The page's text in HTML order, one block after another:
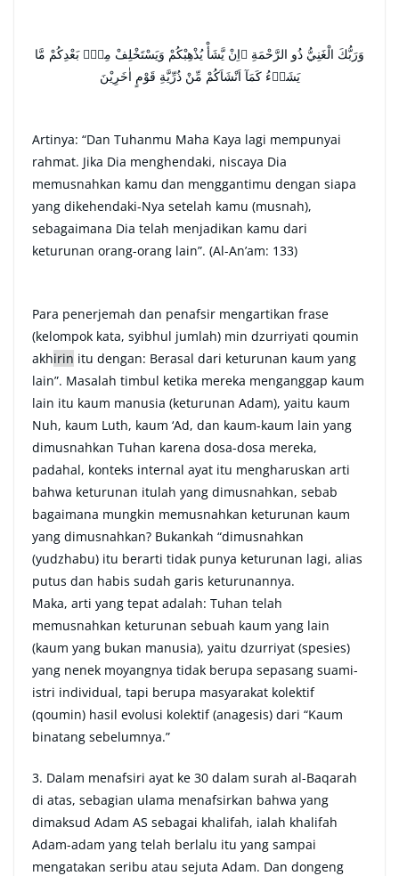
وَرَبُّكَ الْغَنِيُّ ذُو الرَّحْمَةِ ۗاِنْ يَّشَأْ يُذْهِبْكُمْ وَيَسْتَخْلِفْ مِنْۢ بَعْدِكُمْ مَّا
يَشَاۤءُ كَمَآ اَنْشَاَكُمْ مِّنْ ذُرِّيَّةِ قَوْمٍ اٰخَرِيْنَ
Artinya: “Dan Tuhanmu Maha Kaya lagi mempunyai
rahmat. Jika Dia menghendaki, niscaya Dia
memusnahkan kamu dan menggantimu dengan siapa
yang dikehendaki-Nya setelah kamu (musnah),
sebagaimana Dia telah menjadikan kamu dari
keturunan orang-orang lain”. (Al-An’am: 133)
Para penerjemah dan penafsir mengartikan frase
(kelompok kata, syibhul jumlah) min dzurriyati qoumin
akhirin itu dengan: Berasal dari keturunan kaum yang
lain”. Masalah timbul ketika mereka menganggap kaum
lain itu kaum manusia (keturunan Adam), yaitu kaum
Nuh, kaum Luth, kaum ‘Ad, dan kaum-kaum lain yang
dimusnahkan Tuhan karena dosa-dosa mereka,
padahal, konteks internal ayat itu mengharuskan arti
bahwa keturunan itulah yang dimusnahkan, sebab
bagaimana mungkin memusnahkan keturunan kaum
yang dimusnahkan? Bukankah “dimusnahkan
(yudzhabu) itu berarti tidak punya keturunan lagi, alias
putus dan habis sudah garis keturunannya.
Maka, arti yang tepat adalah: Tuhan telah
memusnahkan keturunan sebuah kaum yang lain
(kaum yang bukan manusia), yaitu dzurriyat (spesies)
yang nenek moyangnya tidak berupa sepasang suami-
istri individual, tapi berupa masyarakat kolektif
(qoumin) hasil evolusi kolektif (anagesis) dari “Kaum
binatang sebelumnya.”
3. Dalam menafsiri ayat ke 30 dalam surah al-Baqarah
di atas, sebagian ulama menafsirkan bahwa yang
dimaksud Adam AS sebagai khalifah, ialah khalifah
Adam-adam yang telah berlalu itu yang sampai
mengatakan seribu atau sejuta Adam. Dan dongeng